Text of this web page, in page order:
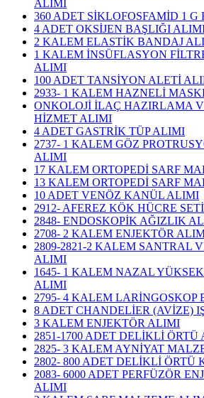
ALIMI
360 ADET SİKLOFOSFAMİD 1
4 ADET OKSİJEN BAŞLIĞI
2 KALEM ELASTİK BANDAJ
1 KALEM İNSÜFLASYON
ALIMI
100 ADET TANSİYON ALETİ
2933- 1 KALEM HAZNELİ
ONKOLOJİ İLAÇ HAZIRLAMA
HİZMET ALIMI
4 ADET GASTRİK TÜP ALIMI
2737- 1 KALEM GÖZ
ALIMI
17 KALEM ORTOPEDİ SARF
13 KALEM ORTOPEDİ SARF
10 ADET VENÖZ KANÜL ALIMI
2912- AFEREZ KÖK HÜCRE
2848- ENDOSKOPİK AĞIZLIK
2708- 2 KALEM ENJEKTÖR
2809-2821-2 KALEM SANTRAL
ALIMI
1645- 1 KALEM NAZAL
ALIMI
2795- 4 KALEM LARİNGOSKOP
8 ADET CHANDELİER (AVİZE)
3 KALEM ENJEKTÖR ALIMI
2851-1700 ADET DELİKLİ ÖRTÜ
2825- 3 KALEM AYNİYAT
2802- 800 ADET DELİKLİ ÖRTÜ
2083- 6000 ADET PERFÜZÖR
ALIMI